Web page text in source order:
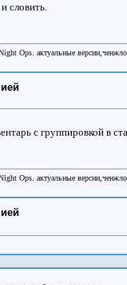
словить.
Ops. актуальные
с группировкой в
Ops. актуальные